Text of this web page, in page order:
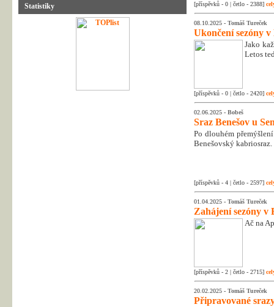
Statistiky
[příspěvků - 0 | četlo - 2388]
08.10.2025 - Tomáš Tureček
Ukončení sezóny v
Jako
Letos
[příspěvků - 0 | četlo - 2420]
02.06.2025 - Bobeš
Sraz Benešov u
Po dlouhém
Benešovský kabriosraz.
[příspěvků - 4 | četlo - 2597]
01.04.2025 - Tomáš Tureček
Zahájení sezóny v
Ač na
[příspěvků - 2 | četlo - 2715]
20.02.2025 - Tomáš Tureček
Připravované